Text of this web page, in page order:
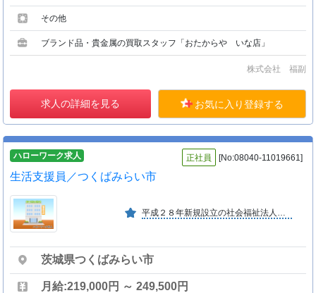
その他
ブランド品・貴金属の買取スタッフ「おたからや いな店」
株式会社 福副
求人の詳細を見る お気に入り登録する
ハローワーク求人 正社員 [No:08040-11019661]
生活支援員／つくばみらい市
茨城県つくばみらい市
月給:219,000円 ～ 249,500円